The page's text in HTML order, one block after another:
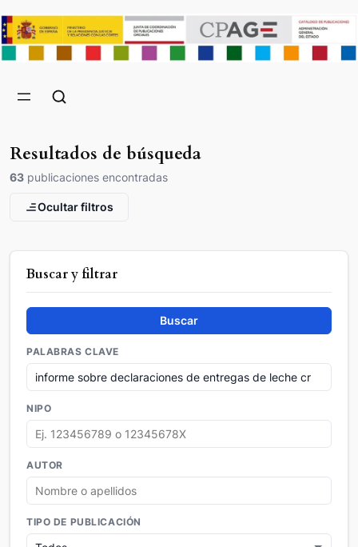
Resultados de búsqueda
63 publicaciones encontradas
Ocultar filtros
Buscar y filtrar
Buscar
PALABRAS CLAVE
NIPO
AUTOR
TIPO DE PUBLICACIÓN